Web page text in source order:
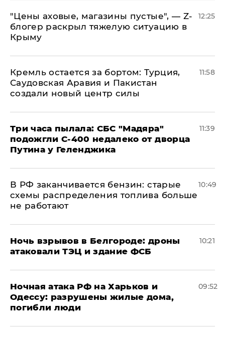
​"Цены аховые, магазины пустые", — Z-
блогер раскрыл тяжелую ситуацию в
Крыму
12:25
​Кремль остается за бортом: Турция,
Саудовская Аравия и Пакистан
создали новый центр силы
11:58
Три часа пылала: СБС "Мадяра"
подожгли С-400 недалеко от дворца
Путина у Геленджика
11:39
​В РФ заканчивается бензин: старые
схемы распределения топлива больше
не работают
10:49
​Ночь взрывов в Белгороде: дроны
атаковали ТЭЦ и здание ФСБ
10:21
​Ночная атака РФ на Харьков и
Одессу: разрушены жилые дома,
погибли люди
09:52